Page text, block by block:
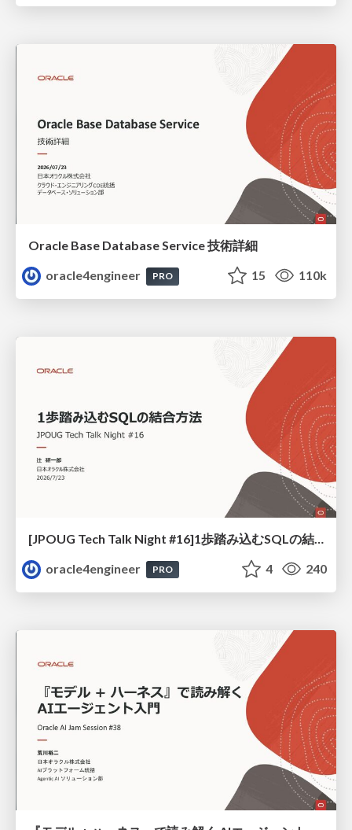
Oracle Base Database Service 技術詳細
oracle4engineer
PRO 15 110k
[JPOUG Tech Talk Night #16]1歩踏み込むSQLの結合方法
oracle4engineer
PRO 4 240